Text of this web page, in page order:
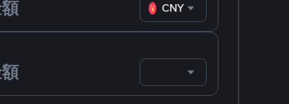
CNY